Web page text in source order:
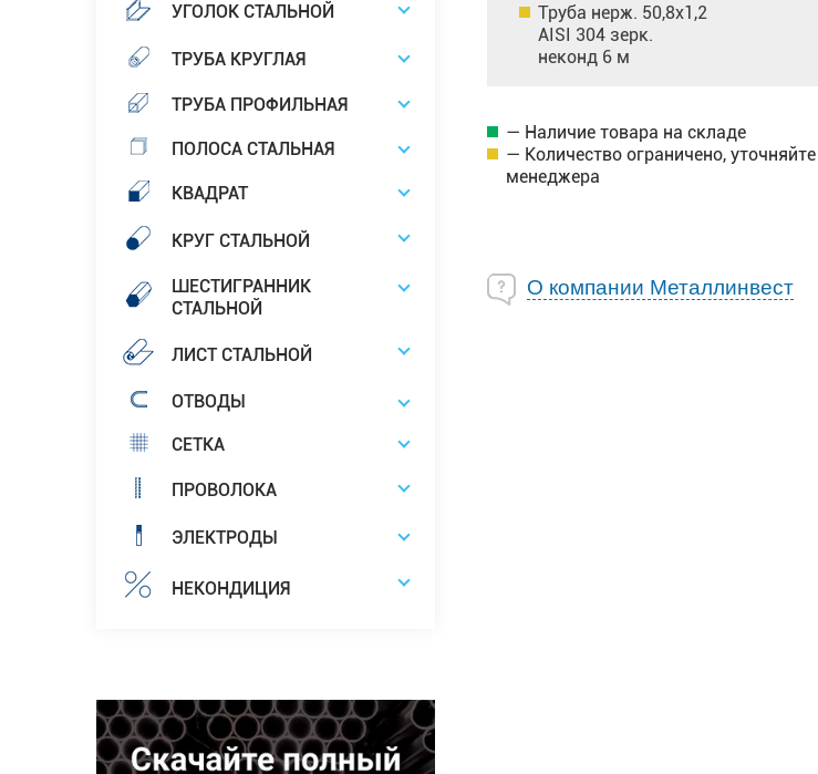
УГОЛОК СТАЛЬНОЙ
ТРУБА КРУГЛАЯ
ТРУБА ПРОФИЛЬНАЯ
ПОЛОСА СТАЛЬНАЯ
КВАДРАТ
КРУГ СТАЛЬНОЙ
ШЕСТИГРАННИК
СТАЛЬНОЙ
ЛИСТ СТАЛЬНОЙ
ОТВОДЫ
СЕТКА
ПРОВОЛОКА
ЭЛЕКТРОДЫ
НЕКОНДИЦИЯ
Труба нерж. 50,8х1,2
AISI 304 зерк.
неконд 6 м
— Наличие товара на складе
— Количество ограничено,
менеджера
О компании Металлинвест